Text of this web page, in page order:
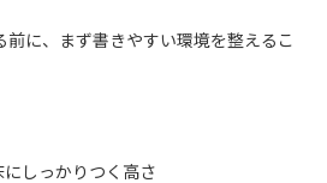
前に、まず書きやすい環境を整えるこ
しっかりつく高さ